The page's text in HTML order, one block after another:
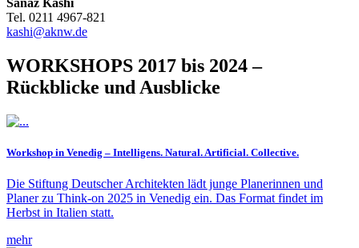
Sanaz Kashi
Tel. 0211 4967-821
kashi@aknw.de
WORKSHOPS 2017 bis 2024 –
Rückblicke und Ausblicke
Workshop in Venedig – Intelligens. Natural. Artificial. Collective.
Die Stiftung Deutscher Architekten lädt junge Planerinnen und
Planer zu Think-on 2025 in Venedig ein. Das Format findet im
Herbst in Italien statt.
mehr